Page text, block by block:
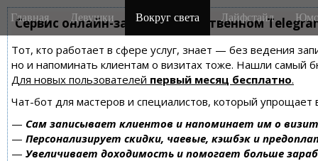
Сервис онлайн-записи на собственном
Тот, кто работает в сфере услуг, знает — без ведения
но и напоминать клиентам о визитах тоже. Нашли самый
Для новых пользователей первый месяц бесплатно.
Чат-бот для мастеров и специалистов, который упрощает
— Сам записывает клиентов и напоминает им о
— Персонализирует скидки, чаевые, кэшбэк и
— Увеличивает доходимость и помогает больше
M
a
n
m
e
n
u
i
Главная Девушки Вокруг света Лайфстайл